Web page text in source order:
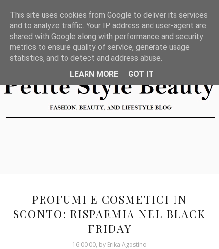
PROFUMI E COSMETICI IN
SCONTO: RISPARMIA NEL BLACK
FRIDAY
16:00:00, by Erika Agostino
This site uses cookies from Google to deliver its services
and to analyze traffic. Your IP address and user-agent are
shared with Google along with performance and security
metrics to ensure quality of service, generate usage
statistics, and to detect and address abuse.
LEARN MORE
GOT IT